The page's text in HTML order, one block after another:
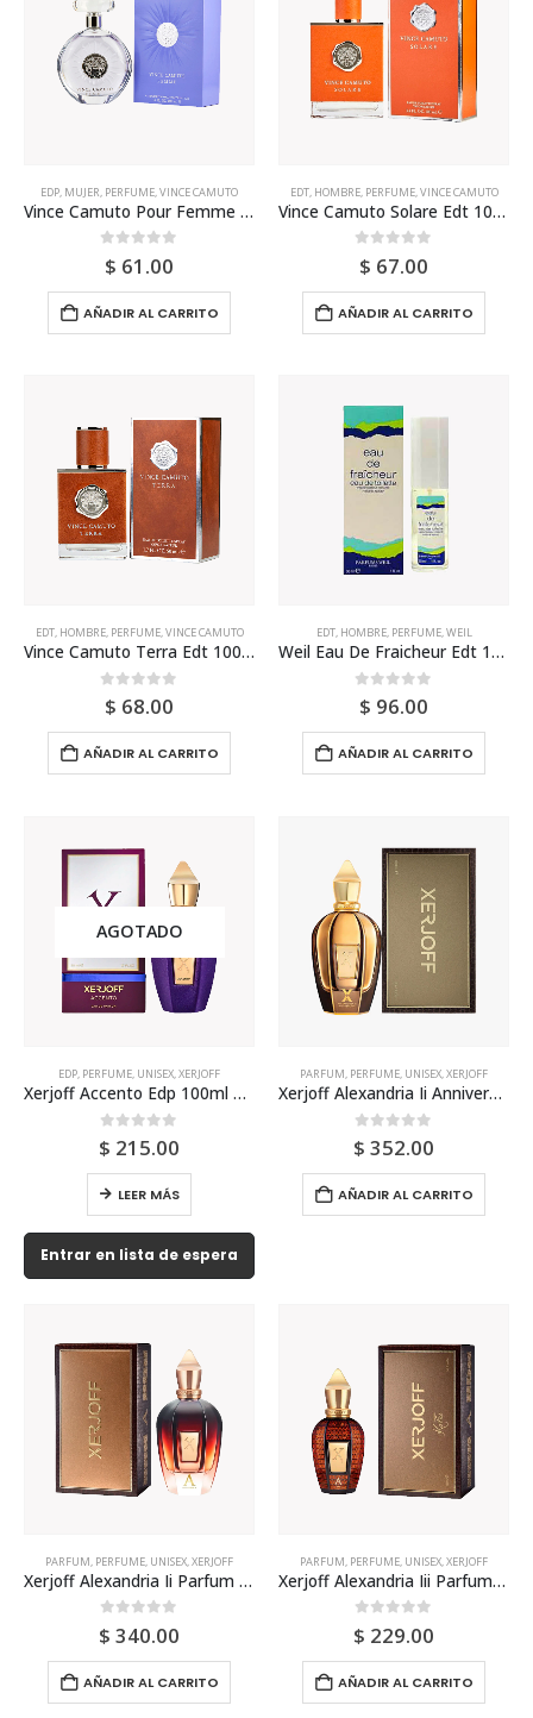
EDP MUJER PERFUME VINCE CAMUTO
Vince Camuto Pour Femme 100ml Para Mujer
0out of 5
$ 61.00
AÑADIR AL CARRITO
EDT, HOMBRE, PERFUME, VINCE CAMUTO
Vince Camuto Solare Edt 100ml Para Hombre
0out of 5
$ 67.00
AÑADIR AL CARRITO
EDT, HOMBRE, PERFUME,VINCE CAMUTO
Vince Camuto Terra Edt 100ml Para Hombre
0out of 5
$ 68.00
AÑADIR AL CARRITO
EDT, HOMBRE, PERFUME,WEIL
Weil Eau De Fraicheur Edt 118ml Para Hombre
0out of 5
$ 96.00
AÑADIR AL CARRITO
AGOTADO
EDP, PERFUME, UNISEX,XERJOFF
Xerjoff Accento Edp 100ml Unisex
0 out of 5
$ 215.00
LEER MÁS
Entrar en lista de espera
PARFUM, PERFUME, UNISEX,XERJOFF
Xerjoff Alexandria Ii Anniversary Parfum 100ml Unisex
0 out of 5
$ 352.00
AÑADIR AL CARRITO
PARFUM, PERFUME, UNISEX,XERJOFF
Xerjoff Alexandria Ii Parfum 100ml Unisex
0 out of 5
$ 340.00
AÑADIR AL CARRITO
PARFUM, PERFUME, UNISEX,XERJOFF
Xerjoff Alexandria Iii Parfum 50ml Unisex
0 out of 5
$ 229.00
AÑADIR AL CARRITO